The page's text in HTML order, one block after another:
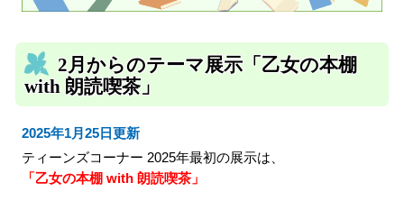
2月からのテーマ展示「乙女の本棚
with 朗読喫茶」
2025年1月25日更新
ティーンズコーナー 2025年最初の展示は、
「乙女の本棚 with 朗読喫茶」